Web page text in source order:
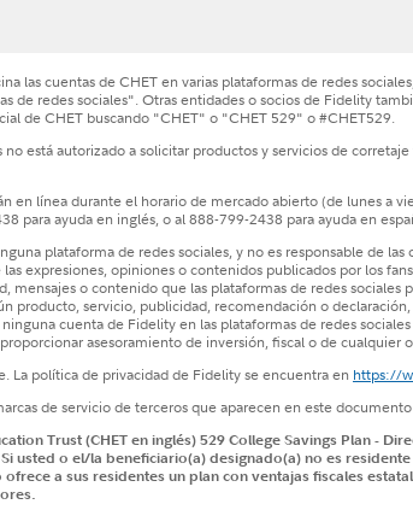
las cuentas de CHET en varias plataformas de redes
de redes sociales". Otras entidades o socios de Fidelity
de CHET buscando "CHET" o "CHET 529" o #CHET529.
está autorizado a solicitar productos y servicios de
en línea durante el horario de mercado abierto (de lunes a
para ayuda en inglés, o al 888-799-2438 para ayuda en
plataforma de redes sociales, y no es responsable de
expresiones, opiniones o contenidos publicados por los
mensajes o contenido que las plataformas de redes
producto, servicio, publicidad, recomendación o
cuenta de Fidelity en las plataformas de redes
asesoramiento de inversión, fiscal o de cualquier
La política de privacidad de Fidelity se encuentra en https://
de servicio de terceros que aparecen en este
Trust (CHET en inglés) 529 College Savings Plan -
usted o el/la beneficiario(a) designado(a) no es
a sus residentes un plan con ventajas fiscales